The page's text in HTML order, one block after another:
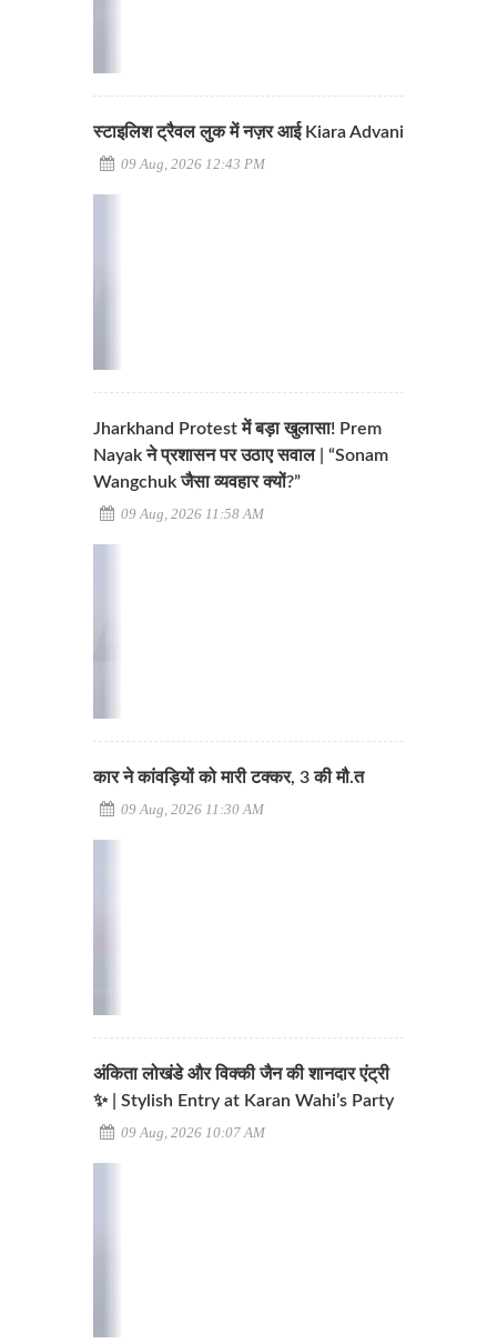
स्टाइलिश ट्रैवल लुक में नज़र आई Kiara Advani
09 Aug, 2026 12:43 PM
Jharkhand Protest में बड़ा खुलासा! Prem
Nayak ने प्रशासन पर उठाए सवाल | “Sonam
Wangchuk जैसा व्यवहार क्यों?”
09 Aug, 2026 11:58 AM
कार ने कांवड़ियों को मारी टक्कर, 3 की मौ.त
09 Aug, 2026 11:30 AM
अंकिता लोखंडे और विक्की जैन की शानदार एंट्री
✨ | Stylish Entry at Karan Wahi’s Party
09 Aug, 2026 10:07 AM